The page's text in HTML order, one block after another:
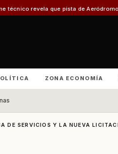
de Aeródromo de Natales está en
ZONA ECONOMÍA
DE SERVICIOS Y LA NUEVA